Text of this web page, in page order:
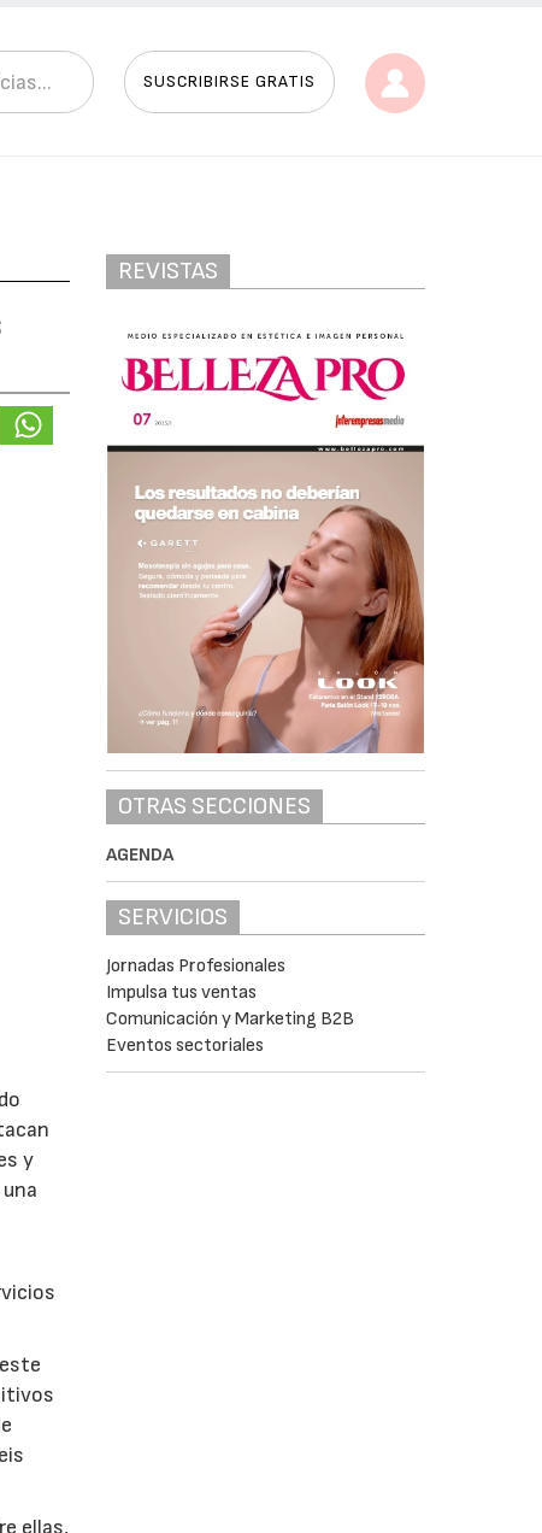
SUSCRIBIRSE GRATIS
y
REVISTAS
OTRAS SECCIONES
AGENDA
SERVICIOS
Jornadas Profesionales
Impulsa tus ventas
Comunicación y Marketing B2B
Eventos sectoriales